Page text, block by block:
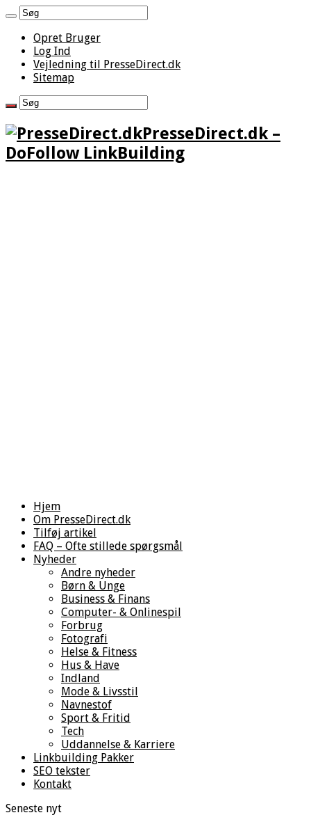
Opret Bruger
Log Ind
Vejledning til PresseDirect.dk
Sitemap
PresseDirect.dk –
DoFollow LinkBuilding
Hjem
Om PresseDirect.dk
Tilføj artikel
FAQ – Ofte stillede spørgsmål
Nyheder
Andre nyheder
Børn & Unge
Business & Finans
Computer- & Onlinespil
Forbrug
Fotografi
Helse & Fitness
Hus & Have
Indland
Mode & Livsstil
Navnestof
Sport & Fritid
Tech
Uddannelse & Karriere
Linkbuilding Pakker
SEO tekster
Kontakt
Seneste nyt